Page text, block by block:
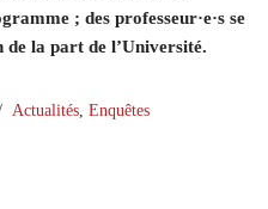
; des professeur·e·s se
de la part de l’Université.
Actualités Enquêtes